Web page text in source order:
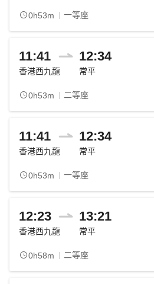
0h53m 一等座
11:41 12:34
香港西九龍 常平
0h53m 二等座
11:41 12:34
香港西九龍 常平
0h53m 一等座
12:23 13:21
香港西九龍 常平
0h58m 二等座